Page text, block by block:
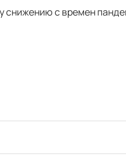
снижению с времен